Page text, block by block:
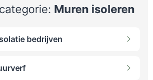
Muren isoleren
bedrijven